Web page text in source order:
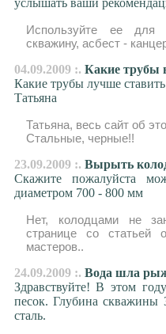
услышать ваши
Используйте ее для
скважину, асбест -
04.09.2009 :. Какие трубы
Какие трубы лучше
Татьяна
Татьяна, весь сайт об
Стальные, черные!!
23.09.2009 :. Вырыть
Скажите пожалуйста
диаметром 700 - 800 мм
Нет, колодцами не
странице со статьей
мастеров..
24.09.2009 :. Вода шла
Здравствуйте! В этом
песок. Глубина
сталь.